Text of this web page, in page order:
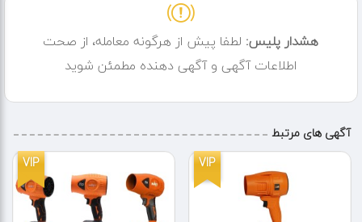
هشدار پلیس: لطفا پیش از هرگونه معامله، از صحت
اطلاعات آگهی و آگهی دهنده مطمئن شوید
آگهی های مرتبط
VIP
VIP